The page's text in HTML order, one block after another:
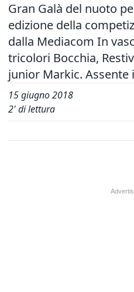
Gran Galà del nuoto
edizione della
dalla Mediacom In
tricolori Bocchia,
junior Markic. Assente
15 giugno 2018
2' di lettura